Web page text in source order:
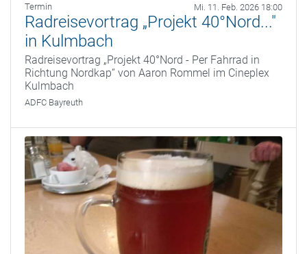
Termin Mi. 11. Feb. 2026 18:00
Radreisevortrag „Projekt 40°Nord..."
in Kulmbach
Radreisevortrag „Projekt 40°Nord - Per Fahrrad in
Richtung Nordkap“ von Aaron Rommel im Cineplex
Kulmbach
ADFC Bayreuth